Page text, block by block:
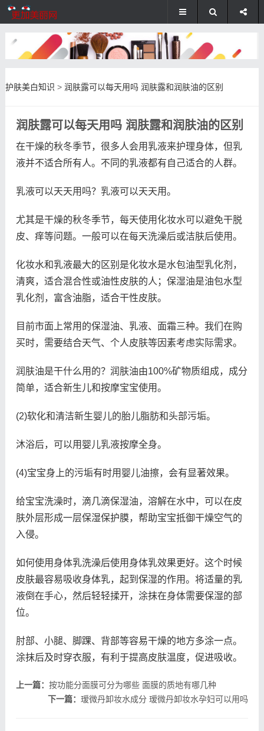
护肤美白知识 > 润肤露可以每天用吗 润肤露和润肤油的区别
润肤露可以每天用吗 润肤露和润肤油的区别
在干燥的秋冬季节，很多人会用乳液来护理身体，但乳
液并不适合所有人。不同的乳液都有自己适合的人群。
乳液可以天天用吗？乳液可以天天用。
尤其是干燥的秋冬季节，每天使用化妆水可以避免干脱
皮、痒等问题。一般可以在每天洗澡后或洁肤后使用。
化妆水和乳液最大的区别是化妆水是水包油型乳化剂，
清爽，适合混合性或油性皮肤的人；保湿油是油包水型
乳化剂，富含油脂，适合干性皮肤。
目前市面上常用的保湿油、乳液、面霜三种。我们在购
买时，需要结合天气、个人皮肤等因素考虑实际需求。
润肤油是干什么用的？润肤油由100%矿物质组成，成分
简单，适合新生儿和按摩宝宝使用。
(2)软化和清洁新生婴儿的胎儿脂肪和头部污垢。
沐浴后，可以用婴儿乳液按摩全身。
(4)宝宝身上的污垢有时用婴儿油擦，会有显著效果。
给宝宝洗澡时，滴几滴保湿油，溶解在水中，可以在皮
肤外层形成一层保湿保护膜，帮助宝宝抵御干燥空气的
入侵。
如何使用身体乳洗澡后使用身体乳效果更好。这个时候
皮肤最容易吸收身体乳，起到保湿的作用。将适量的乳
液倒在手心，然后轻轻揉开，涂抹在身体需要保湿的部
位。
肘部、小腿、脚踝、背部等容易干燥的地方多涂一点。
涂抹后及时穿衣服，有利于提高皮肤温度，促进吸收。
上一篇： 按功能分面膜可分为哪些 面膜的质地有哪几种
下一篇：瑷微丹卸妆水成分 瑷微丹卸妆水孕妇可以用吗